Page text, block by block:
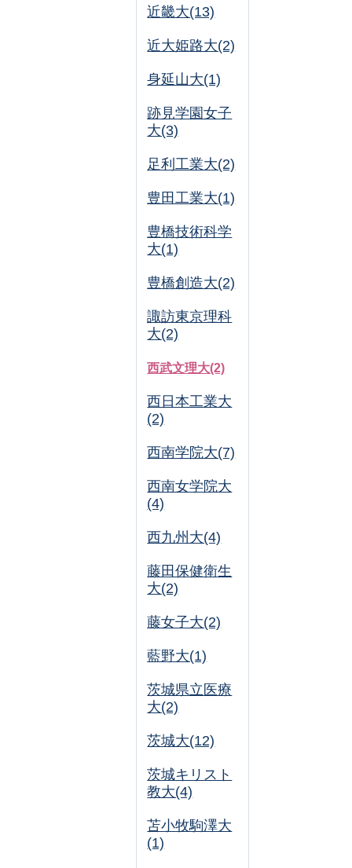
近畿大(13)
近大姫路大(2)
身延山大(1)
跡見学園女子
大(3)
足利工業大(2)
豊田工業大(1)
豊橋技術科学
大(1)
豊橋創造大(2)
諏訪東京理科
大(2)
西武文理大(2)
西日本工業大
(2)
西南学院大(7)
西南女学院大
(4)
西九州大(4)
藤田保健衛生
大(2)
藤女子大(2)
藍野大(1)
茨城県立医療
大(2)
茨城大(12)
茨城キリスト
教大(4)
苫小牧駒澤大
(1)